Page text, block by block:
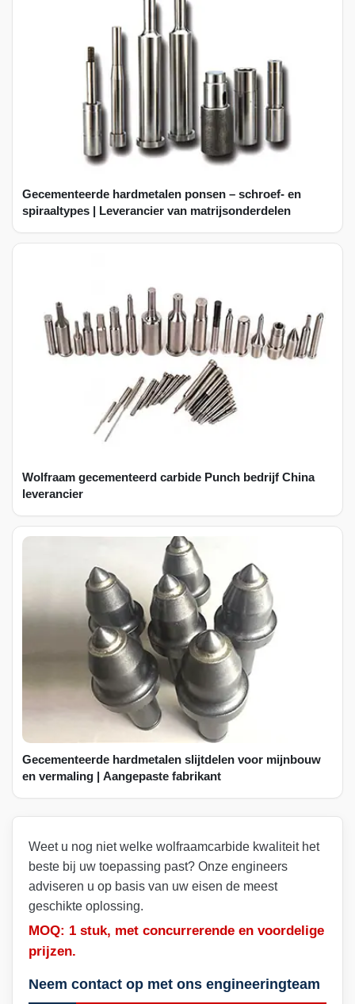
Gecementeerde hardmetalen ponsen – schroef- en
spiraaltypes | Leverancier van matrijsonderdelen
Wolfraam gecementeerd carbide Punch bedrijf China
leverancier
Gecementeerde hardmetalen slijtdelen voor mijnbouw
en vermaling | Aangepaste fabrikant
Weet u nog niet welke wolfraamcarbide kwaliteit het
beste bij uw toepassing past? Onze engineers
adviseren u op basis van uw eisen de meest
geschikte oplossing.
MOQ: 1 stuk, met concurrerende en voordelige
prijzen.
Neem contact op met ons engineeringteam